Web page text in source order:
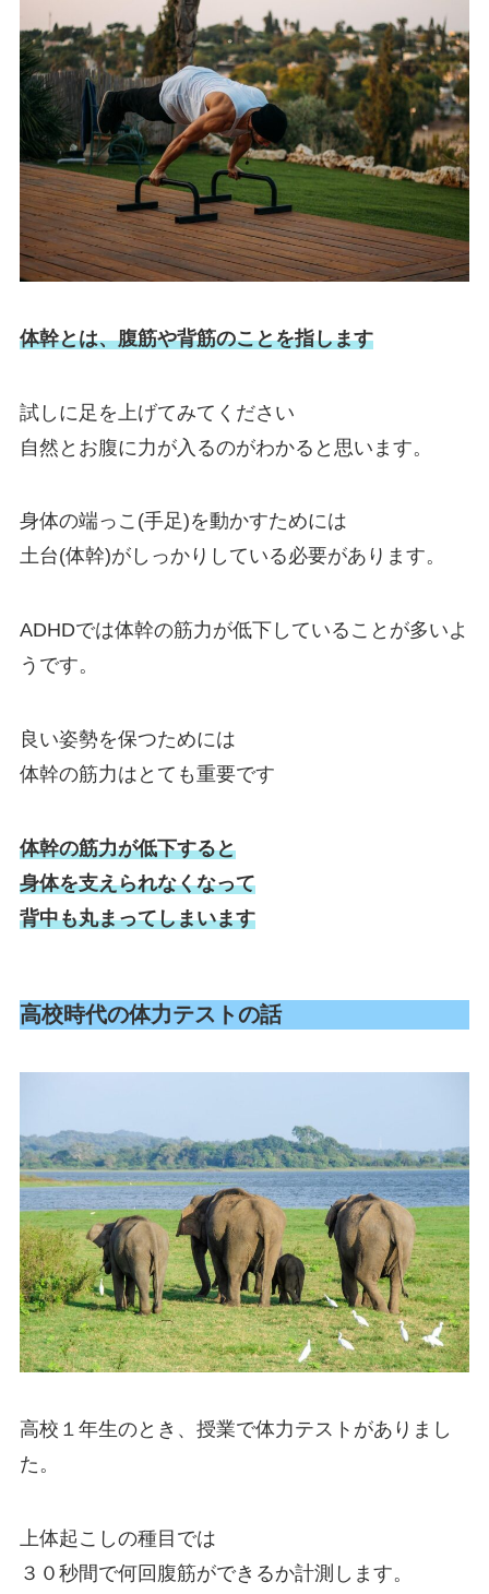
体幹とは、腹筋や背筋のことを指します
試しに足を上げてみてください
自然とお腹に力が入るのがわかると思います。
身体の端っこ(手足)を動かすためには
土台(体幹)がしっかりしている必要があります。
ADHDでは体幹の筋力が低下していることが多いよ
うです。
良い姿勢を保つためには
体幹の筋力はとても重要です
体幹の筋力が低下すると
身体を支えられなくなって
背中も丸まってしまいます
高校時代の体力テストの話
高校１年生のとき、授業で体力テストがありまし
た。
上体起こしの種目では
３０秒間で何回腹筋ができるか計測します。